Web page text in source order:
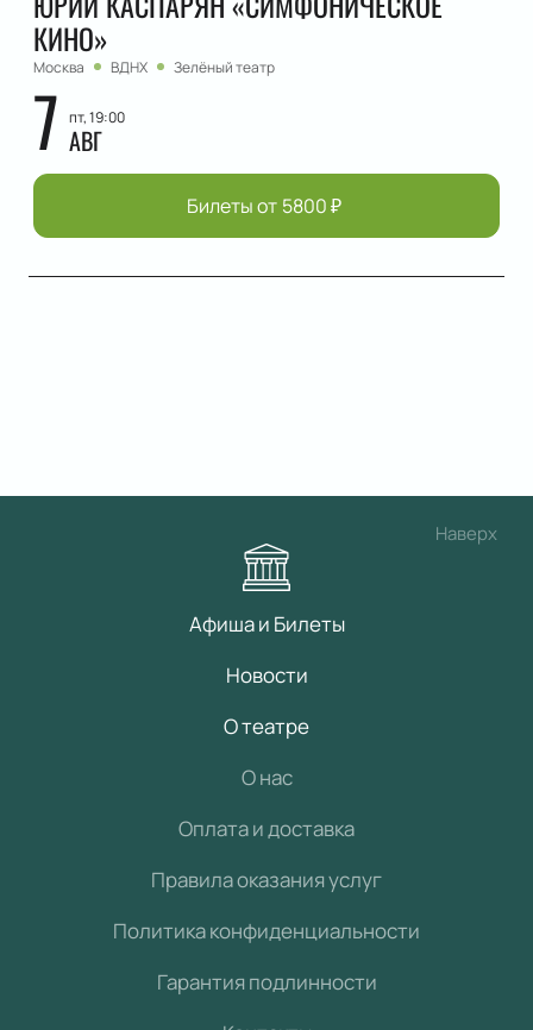
КИНО»
Москва ВДНХ Зелёный театр
7 пт, 19:00
АВГ
Билеты от 5800₽
Наверх
Афиша и Билеты
Новости
О театре
О нас
Оплата и доставка
Правила оказания услуг
Политика конфиденциальности
Гарантия подлинности